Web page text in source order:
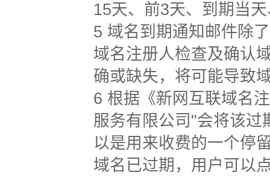
15天、前3天、到期当
5 域名到期通知邮件除
域名注册人检查及确认
确或缺失，将可能导致
6 根据《新网互联域名
服务有限公司"会将该过
以是用来收费的一个停
域名已过期，用户可以